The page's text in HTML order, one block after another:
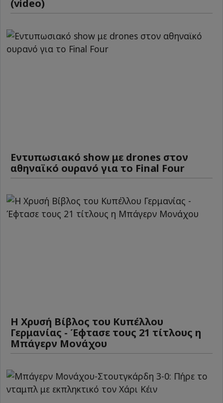
(video)
Εντυπωσιακό show με drones στον
αθηναϊκό ουρανό για το Final Four
Η Χρυσή Βίβλος του Κυπέλλου
Γερμανίας - Έφτασε τους 21 τίτλους η
Μπάγερν Μονάχου